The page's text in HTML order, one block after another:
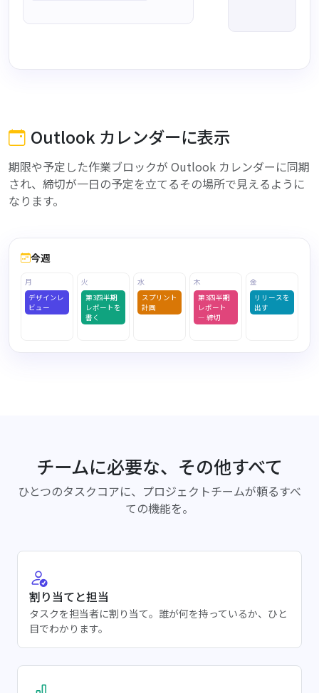
Outlook カレンダーに表示
期限や予定した作業ブロックが Outlook カレンダーに同期
され、締切が一日の予定を立てるその場所で見えるように
なります。
今週
月
デザインレ
ビュー
火
第3四半期
レポートを
書く
水
スプリント
計画
木
第3四半期
レポート
— 締切
金
リリースを
出す
チームに必要な、その他すべて
ひとつのタスクコアに、プロジェクトチームが頼るすべ
ての機能を。
割り当てと担当
タスクを担当者に割り当て。誰が何を持っているか、ひと
目でわかります。